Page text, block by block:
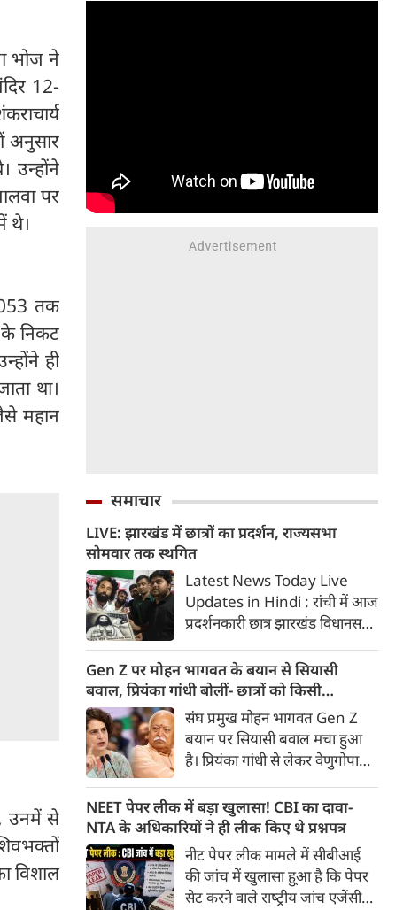
भोज ने
12-
अनुसार
उन्होंने
पर
थे।
तक
के निकट
ही
था।
महान
उनमें से
विशाल
समाचार
LIVE: झारखंड में छात्रों का प्रदर्शन, राज्यसभा
सोमवार तक स्थगित
Latest News Today Live
Updates in Hindi : रांची में आज
प्रदर्शनकारी छात्र झारखंड विधानसभा
मद्देनजर सुरक्षा के कड़े इंतजाम किए।
पल पल की जानकारी...
Gen Z पर मोहन भागवत के बयान से सियासी
बवाल, प्रियंका गांधी बोलीं- छात्रों को किसी
सर्टिफिकेट की जरूरत नहींसंघ प्रमुख मोहन भागवत Gen Z
बयान पर सियासी बवाल मचा हुआ
है। प्रियंका गांधी से लेकर वेणुगोपाल
भागवत के बयान पर सवाल उठाए।
प्रियंका गांधी ने कहा कि छात्रों को
मोहन भागवत के सर्टिफिकेट की
जरूरत नहीं है। वहीं केसी वेणुगोपाल
ने कहा कि अगर उन्हें छात्रों की सच में
NEET पेपर लीक में बड़ा खुलासा! CBI का दावा-
NTA के अधिकारियों ने ही लीक किए थे प्रश्नपत्र
नीट पेपर लीक मामले में सीबीआई
की जांच में खुलासा हु्आ है कि पेपर
सेट करने वाले राष्‍ट्रीय जांच एजेंसी